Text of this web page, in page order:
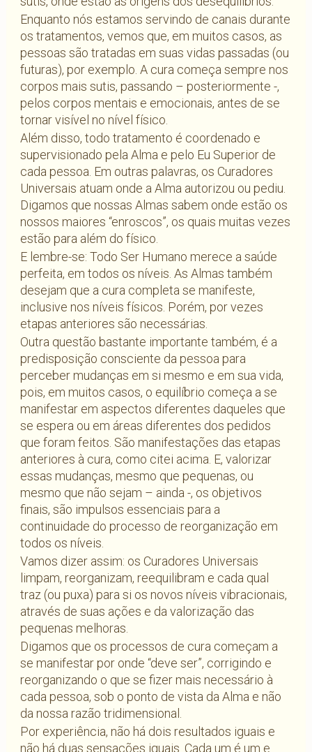
Enquanto nós estamos servindo de canais durante
os tratamentos, vemos que, em muitos casos, as
pessoas são tratadas em suas vidas passadas (ou
futuras), por exemplo. A cura começa sempre nos
corpos mais sutis, passando – posteriormente -,
pelos corpos mentais e emocionais, antes de se
tornar visível no nível físico.
Além disso, todo tratamento é coordenado e
supervisionado pela Alma e pelo Eu Superior de
cada pessoa. Em outras palavras, os Curadores
Universais atuam onde a Alma autorizou ou pediu.
Digamos que nossas Almas sabem onde estão os
nossos maiores “enroscos”, os quais muitas vezes
estão para além do físico.
E lembre-se: Todo Ser Humano merece a saúde
perfeita, em todos os níveis. As Almas também
desejam que a cura completa se manifeste,
inclusive nos níveis físicos. Porém, por vezes
etapas anteriores são necessárias.
Outra questão bastante importante também, é a
predisposição consciente da pessoa para
perceber mudanças em si mesmo e em sua vida,
pois, em muitos casos, o equilíbrio começa a se
manifestar em aspectos diferentes daqueles que
se espera ou em áreas diferentes dos pedidos
que foram feitos. São manifestações das etapas
anteriores à cura, como citei acima. E, valorizar
essas mudanças, mesmo que pequenas, ou
mesmo que não sejam – ainda -, os objetivos
finais, são impulsos essenciais para a
continuidade do processo de reorganização em
todos os níveis.
Vamos dizer assim: os Curadores Universais
limpam, reorganizam, reequilibram e cada qual
traz (ou puxa) para si os novos níveis vibracionais,
através de suas ações e da valorização das
pequenas melhoras.
Digamos que os processos de cura começam a
se manifestar por onde “deve ser”, corrigindo e
reorganizando o que se fizer mais necessário à
cada pessoa, sob o ponto de vista da Alma e não
da nossa razão tridimensional.
Por experiência, não há dois resultados iguais e
não há duas sensações iguais. Cada um é um e